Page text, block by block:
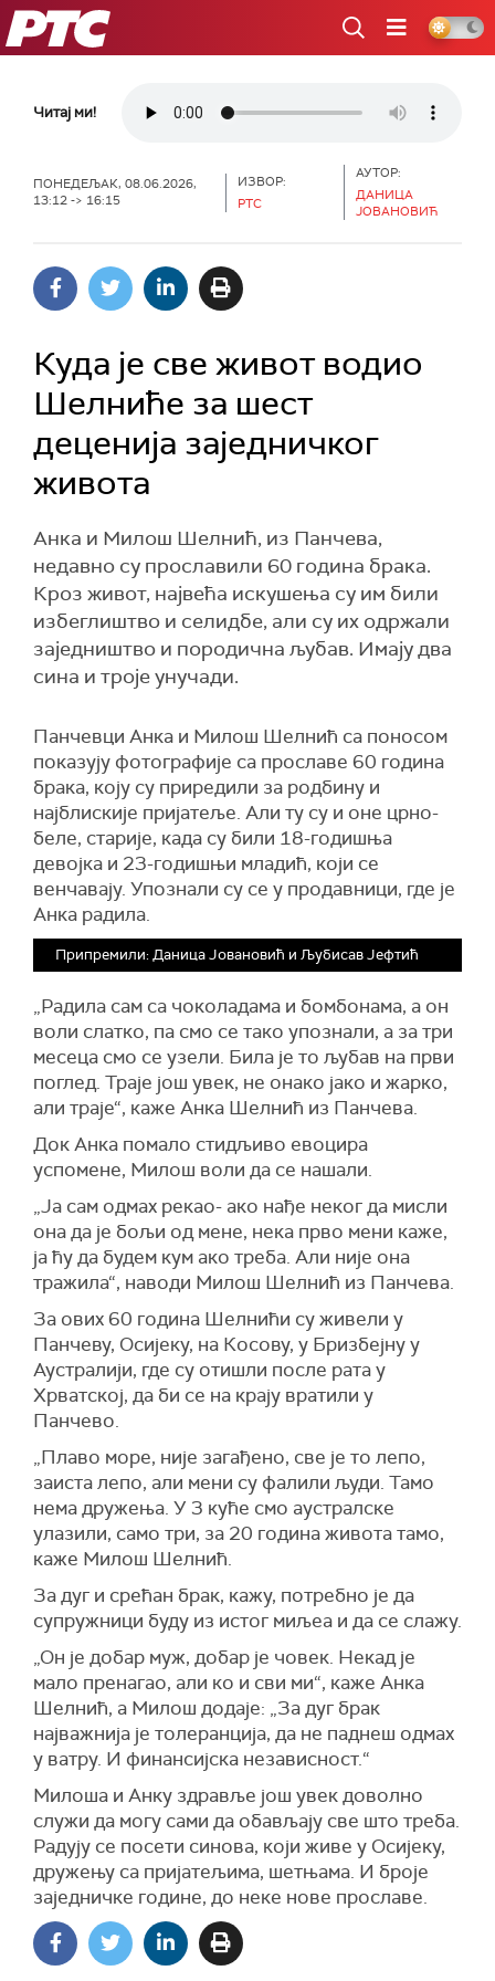
РТС
Читај ми!
ПОНЕДЕЉАК, 08.06.2026,
13:12 -> 16:15
ИЗВОР:
РТС
АУТОР:
ДАНИЦА
ЈОВАНОВИЋ
Куда је све живот водио
Шелниће за шест
деценија заједничког
живота
Анка и Милош Шелнић, из Панчева,
недавно су прославили 60 година брака.
Кроз живот, највећа искушења су им били
избеглиштво и селидбе, али су их одржали
заједништво и породична љубав. Имају два
сина и троје унучади.
Панчевци Анка и Милош Шелнић са поносом
показују фотографије са прославе 60 година
брака, коју су приредили за родбину и
најблискије пријатеље. Али ту су и оне црно-
беле, старије, када су били 18-годишња
девојка и 23-годишњи младић, који се
венчавају. Упознали су се у продавници, где је
Анка радила.
Припремили: Даница Јовановић и Љубисав Јефтић
„Радила сам са чоколадама и бомбонама, а он
воли слатко, па смо се тако упознали, а за три
месеца смо се узели. Била је то љубав на први
поглед. Траје још увек, не онако јако и жарко,
али траје“, каже Анка Шелнић из Панчева.
Док Анка помало стидљиво евоцира
успомене, Милош воли да се нашали.
„Ја сам одмах рекао- ако нађе неког да мисли
она да је бољи од мене, нека прво мени каже,
ја ћу да будем кум ако треба. Али није она
тражила“, наводи Милош Шелнић из Панчева.
За ових 60 година Шелнићи су живели у
Панчеву, Осијеку, на Косову, у Бризбејну у
Аустралији, где су отишли после рата у
Хрватској, да би се на крају вратили у
Панчево.
„Плаво море, није загађено, све је то лепо,
заиста лепо, али мени су фалили људи. Тамо
нема дружења. У 3 куће смо аустралске
улазили, само три, за 20 година живота тамо,
каже Милош Шелнић.
За дуг и срећан брак, кажу, потребно је да
супружници буду из истог миљеа и да се слажу.
„Он је добар муж, добар је човек. Некад је
мало пренагао, али ко и сви ми“, каже Анка
Шелнић, а Милош додаје: „За дуг брак
најважнија је толеранција, да не паднеш одмах
у ватру. И финансијска независност.“
Милоша и Анку здравље још увек доволно
служи да могу сами да обављају све што треба.
Радују се посети синова, који живе у Осијеку,
дружењу са пријатељима, шетњама. И броје
заједничке године, до неке нове прославе.